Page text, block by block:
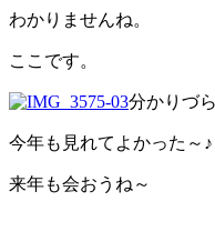
わかりませんね。
ここです。
分かりづ
今年も見れてよかった～♪
来年も会おうね～